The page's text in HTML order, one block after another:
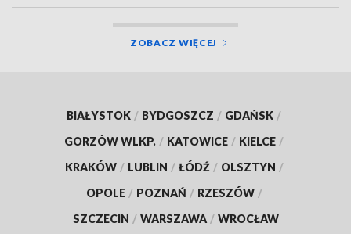
ZOBACZ WIĘCEJ
BIAŁYSTOK / BYDGOSZCZ / GDAŃSK /
GORZÓW WLKP. / KATOWICE / KIELCE /
KRAKÓW / LUBLIN / ŁÓDŹ / OLSZTYN /
OPOLE / POZNAŃ / RZESZÓW /
SZCZECIN / WARSZAWA / WROCŁAW